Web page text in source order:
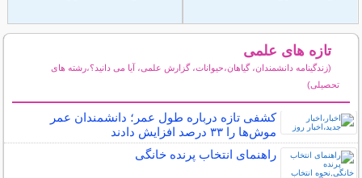
تازه های علمی
(زندگینامه دانشمندان، گیاهان،حیوانات، گزارش علمی، آیا می دانید؟،رشته های
تحصیلی)
کشفی تازه درباره طول عمر؛ دانشمندان عمر
موش‌ها را ۳۳ درصد افزایش دادند
راهنمای انتخاب پرنده خانگی